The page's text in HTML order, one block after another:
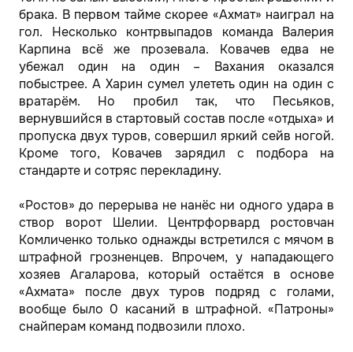
брака. В первом тайме скорее «Ахмат» наиграл на
гол. Несколько контрвыпадов команда Валерия
Карпина всё же прозевала. Ковачев едва не
убежал один на один – Вахания оказался
побыстрее. А Харин сумел улететь один на один с
вратарём. Но пробил так, что Песьяков,
вернувшийся в стартовый состав после «отдыха» и
пропуска двух туров, совершил яркий сейв ногой.
Кроме того, Ковачев зарядил с подбора на
стандарте и сотряс перекладину.
«Ростов» до перерыва не нанёс ни одного удара в
створ ворот Шелии. Центрфорвард ростовчан
Комличенко только однажды встретился с мячом в
штрафной грозненцев. Впрочем, у нападающего
хозяев Агаларова, который остаётся в основе
«Ахмата» после двух туров подряд с голами,
вообще было 0 касаний в штрафной. «Патроны»
снайперам команд подвозили плохо.